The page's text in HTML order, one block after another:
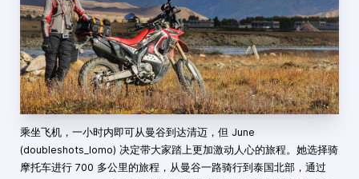
乘坐飞机，一小时内即可从曼谷到达清迈，但 June
(doubleshots_lomo) 决定带大家踏上更加激动人心的旅程。她选择骑
摩托车进行 700 多公里的旅程，从曼谷一路骑行到泰国北部，通过